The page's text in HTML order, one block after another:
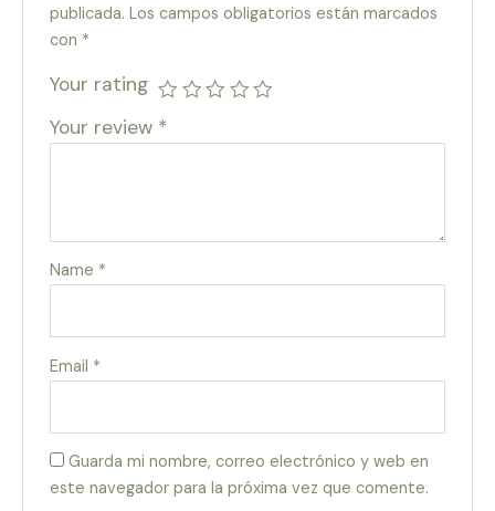
publicada. Los campos obligatorios están marcados
con *
Your rating
Your review *
Name *
Email *
Guarda mi nombre, correo electrónico y web en
este navegador para la próxima vez que comente.